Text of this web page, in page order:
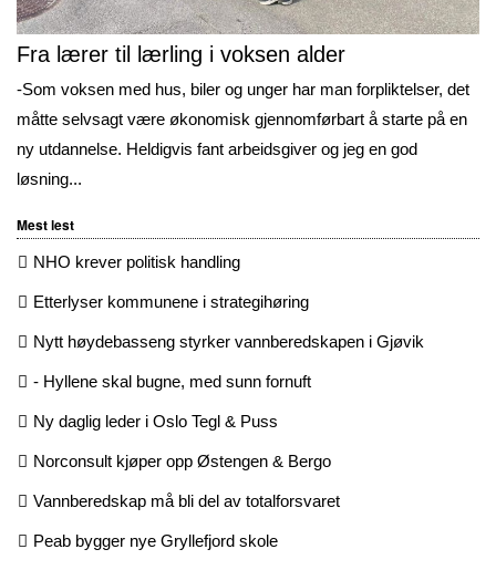
Fra lærer til lærling i voksen alder
-Som voksen med hus, biler og unger har man forpliktelser, det
måtte selvsagt være økonomisk gjennomførbart å starte på en
ny utdannelse. Heldigvis fant arbeidsgiver og jeg en god
løsning...
Mest lest
NHO krever politisk handling
Etterlyser kommunene i strategihøring
Nytt høydebasseng styrker vannberedskapen i Gjøvik
- Hyllene skal bugne, med sunn fornuft
Ny daglig leder i Oslo Tegl & Puss
Norconsult kjøper opp Østengen & Bergo
Vannberedskap må bli del av totalforsvaret
Peab bygger nye Gryllefjord skole